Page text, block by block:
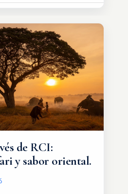
y ganas de hacer algo
No tiene por
pero sí algo
de RCI:
y sabor oriental.